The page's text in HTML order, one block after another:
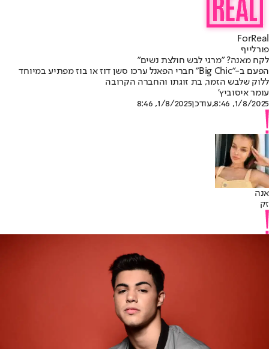
ForReal
פורלייף
לקח מאנה? "מרגי לבש חולצת נשים"
הפעם ב-"Big Chic" חברי הפאנל ערכו סשן דוז או בוז מפתיע במיוחד
ללוק שלבש הזמר, בת זוגתו והחברה הקרובה
עומר איסוביץ'
1/8/2025, 8:46
,עודכן1/8/2025, 8:46
אנה
זק